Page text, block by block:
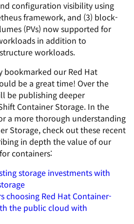
configuration visibility using
framework, and (3) block-
(PVs) now supported for
in addition to
workloads.
bookmarked our Red Hat
be a great time! Over the
be publishing deeper
Container Storage. In the
a more thorough understanding
Storage, check out these recent
in depth the value of our
containers:
storage investments with
choosing Red Hat Container-
the public cloud with